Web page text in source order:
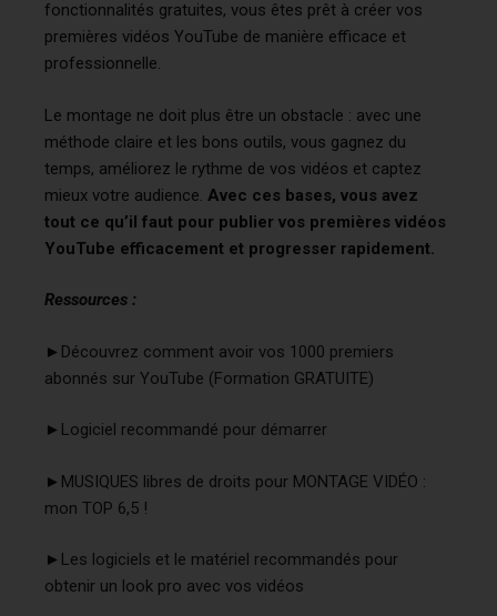
fonctionnalités gratuites, vous êtes prêt à créer vos
premières vidéos YouTube de manière efficace et
professionnelle.
Le montage ne doit plus être un obstacle : avec une
méthode claire et les bons outils, vous gagnez du
temps, améliorez le rythme de vos vidéos et captez
mieux votre audience. Avec ces bases, vous avez
tout ce qu’il faut pour publier vos premières vidéos
YouTube efficacement et progresser rapidement.
Ressources :
► Découvrez comment avoir vos 1000 premiers
abonnés sur YouTube (Formation GRATUITE)
► Logiciel recommandé pour démarrer
► MUSIQUES libres de droits pour MONTAGE VIDÉO :
mon TOP 6,5 !
► Les logiciels et le matériel recommandés pour
obtenir un look pro avec vos vidéos